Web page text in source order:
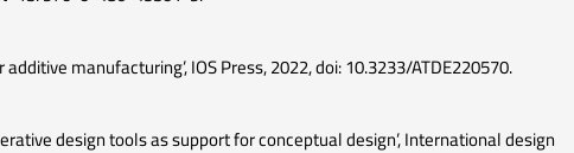
manufacturing’, IOS Press, 2022, doi: 10.3233/ATDE220570.
design tools as support for conceptual design’, International design